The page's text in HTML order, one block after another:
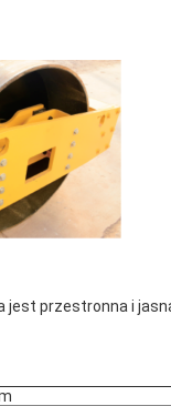
przestronna i